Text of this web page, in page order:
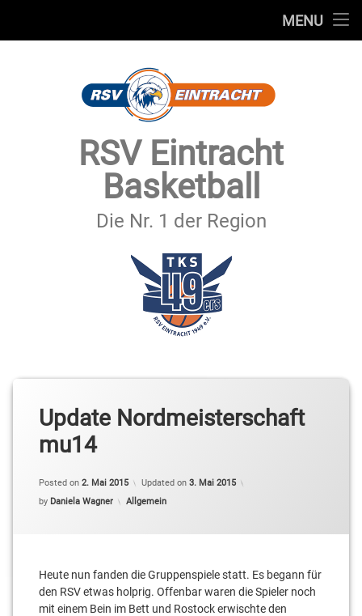
MENU
SECHSTER MANN
IMPRESSUM & DATENSCHUTZ
RSV Eintracht
Basketball
Die Nr. 1 der Region
Update Nordmeisterschaft
mu14
Posted on 2. Mai 2015 Updated on 3. Mai 2015
by Daniela Wagner Categories:
Allgemein
Heute nun fanden die Gruppenspiele statt. Es begann für
den RSV etwas holprig. Offenbar waren die Spieler noch
mit einem Bein im Bett und Rostock erwischte den